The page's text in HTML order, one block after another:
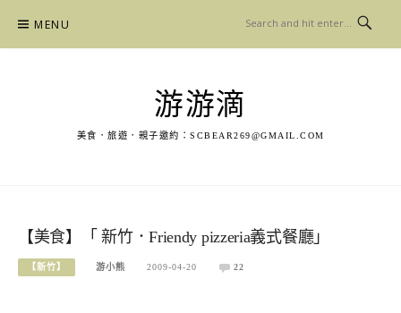
content
MENU
游游滴
美食．旅遊．親子邀約： SCBEAR269@GMAIL.COM
【美食】「 新竹．Friendy pizzeria義式餐廳」
【新竹】 游小熊 2009-04-20 22